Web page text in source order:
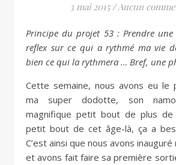
3 mai 2015 /Aucun
Principe du projet 53 : Prendre une photo avec mon
reflex sur ce qui a rythmé ma vie
bien ce qui la rythmera … Bref, une
Cette semaine, nous avons eu le
ma super dodotte, son
magnifique petit bout de plus
petit bout de cet âge-là, ça a
C’est ainsi que nous avons
et avons fait faire sa première